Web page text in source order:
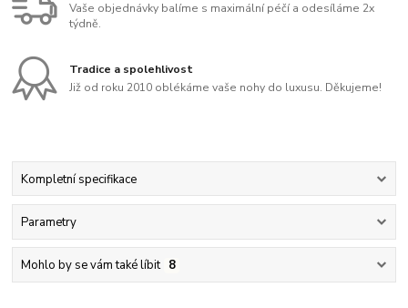
Vaše objednávky balíme s maximální péčí a odesíláme 2x
týdně.
Tradice a spolehlivost
Již od roku 2010 oblékáme vaše nohy do luxusu. Děkujeme!
Kompletní specifikace
Parametry
Mohlo by se vám také líbit 8